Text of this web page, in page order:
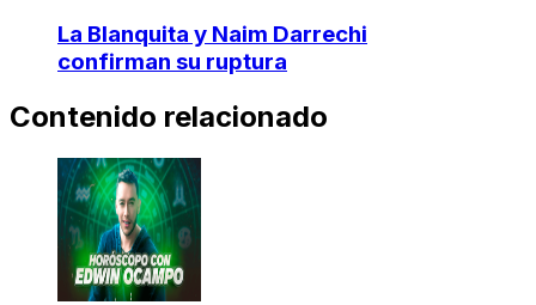
La Blanquita y Naim Darrechi
confirman su ruptura
Contenido relacionado